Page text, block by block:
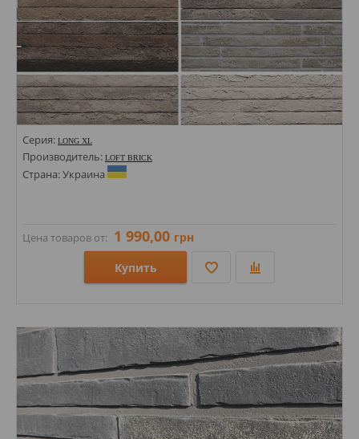
Серия: LONG XL
Производитель: LOFT BRICK
Страна: Украина
Цена товаров от: 1 990,00 грн
Купить
Стили: Кабанчик; Под кирпич;
Цвета: